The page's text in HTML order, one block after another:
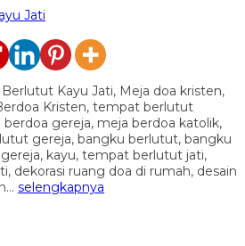
Jati
Kayu Jati, Meja doa kristen,
Kristen, tempat berlutut
gereja, meja berdoa katolik,
gereja, bangku berlutut, bangku
kayu, tempat berlutut jati,
dekorasi ruang doa di rumah, desain
selengkapnya